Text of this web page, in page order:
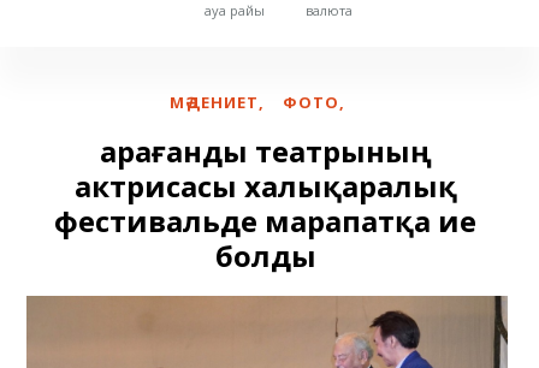
ауа райы
EUR валюта
МӘДЕНИЕТ, ФОТО,
Қарағанды театрының
актрисасы халықаралық
фестивальде марапатқа ие
болды